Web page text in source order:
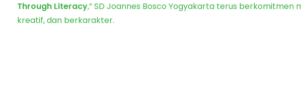
Through Literacy,” SD Joannes Bosco Yogyakarta terus berkomitmen
kreatif, dan berkarakter.